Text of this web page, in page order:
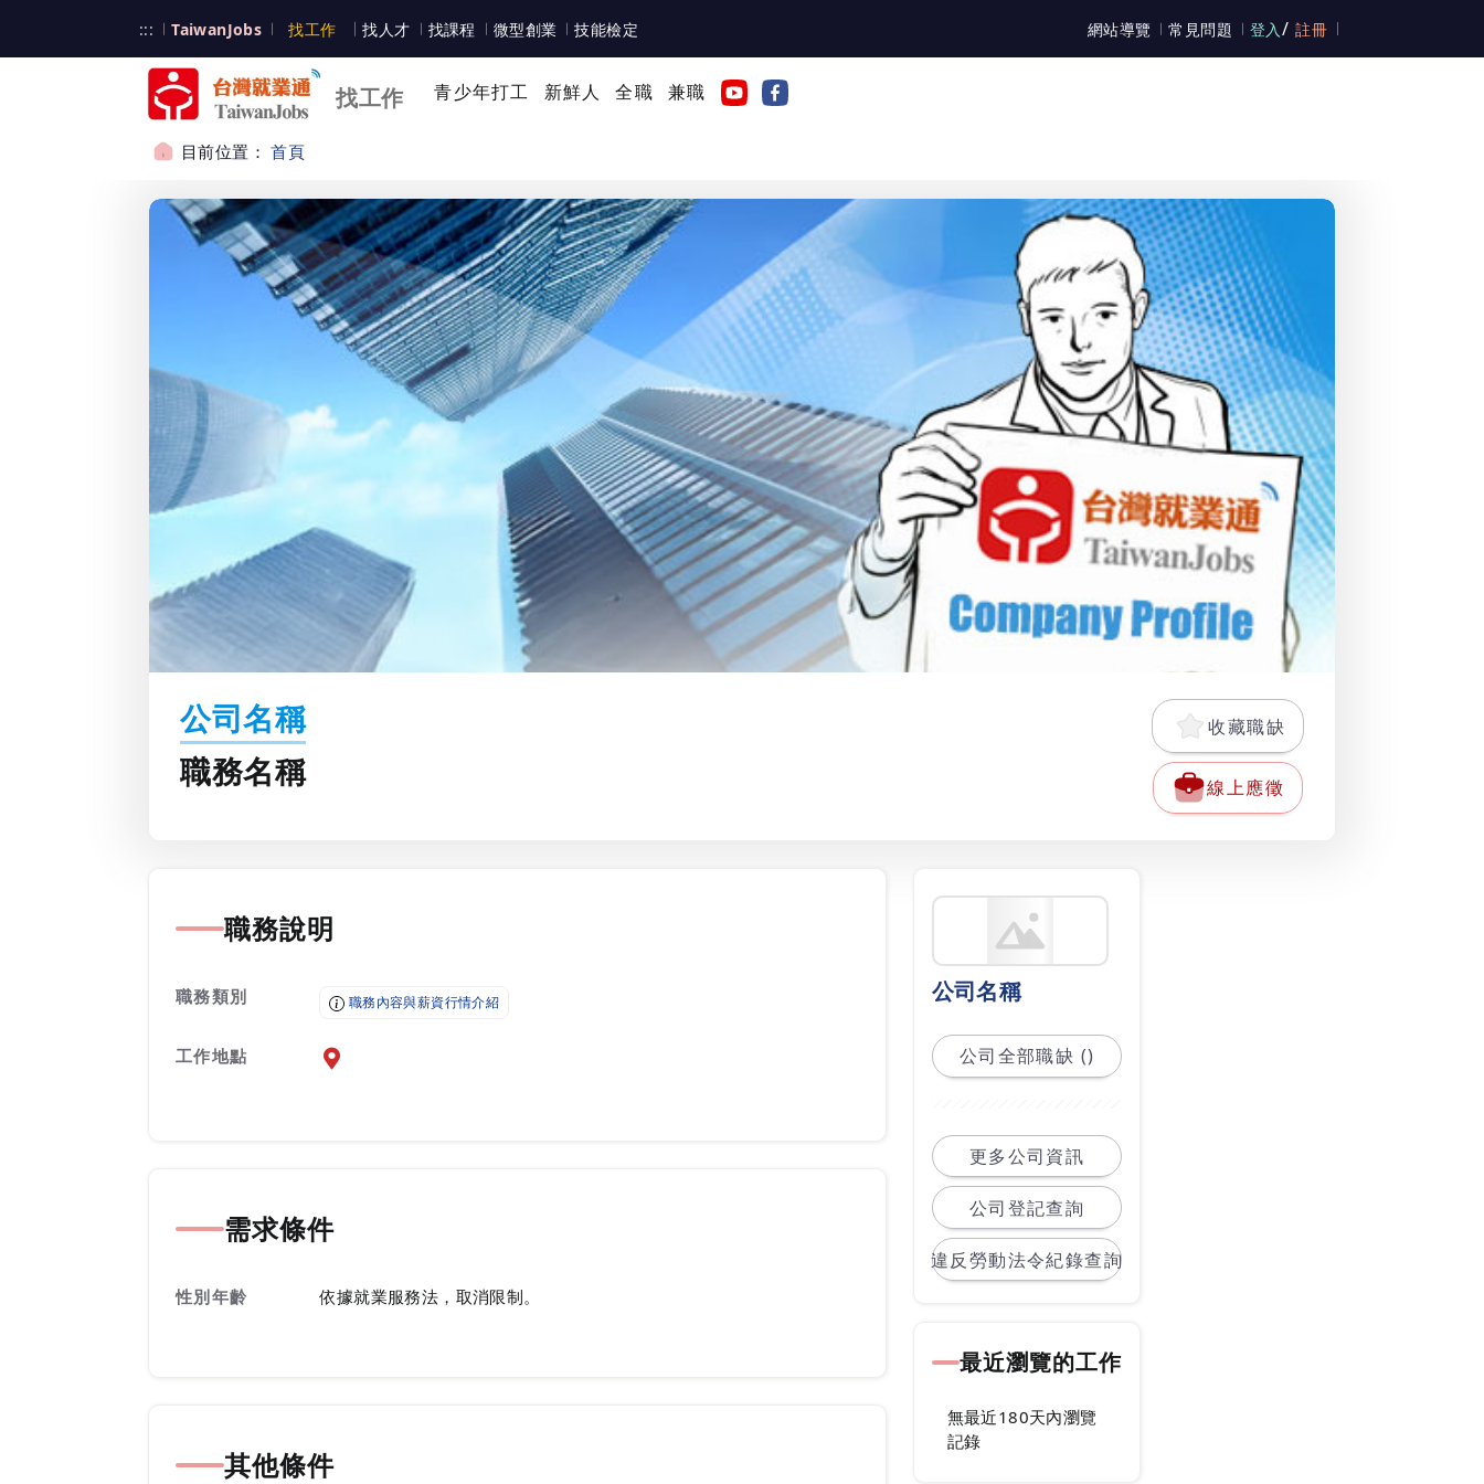
::: TaiwanJobs 台灣就業通
找工作 台灣就業通
找人才 找課程 微型創業 技能檢定 網站導覽 常見問題 登入 / 註冊
找工作 青少年打工 新鮮人 全職 兼職
目前位置：首頁
公司名稱
職務名稱
收藏職缺
線上應徵
職務說明
職務類別 職務內容與薪資行情介紹
工作地點 前往查看地圖
需求條件
性別年齡 依據就業服務法，取消限制。
其他條件
公司名稱
公司全部職缺 ()
更多公司資訊
公司登記查詢
違反勞動法令紀錄查詢
最近瀏覽的工作
無最近180天內瀏覽
記錄